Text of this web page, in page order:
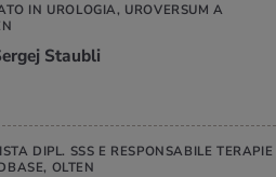
IN UROLOGIA, UROVERSUM A
Staubli
DIPL. SSS E RESPONSABILE TERAPIE
OLTEN